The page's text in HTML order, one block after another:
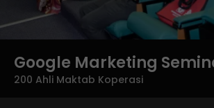
Google Marketing
200 Ahli Maktab Koperasi